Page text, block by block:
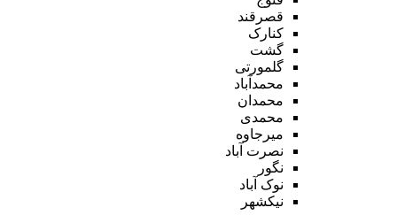
قصرقند
کنارک
گشت
گلمورتی
محمدآباد
محمدان
محمدی
میرجاوه
نصرت آباد
نگور
نوک آباد
نیکشهر